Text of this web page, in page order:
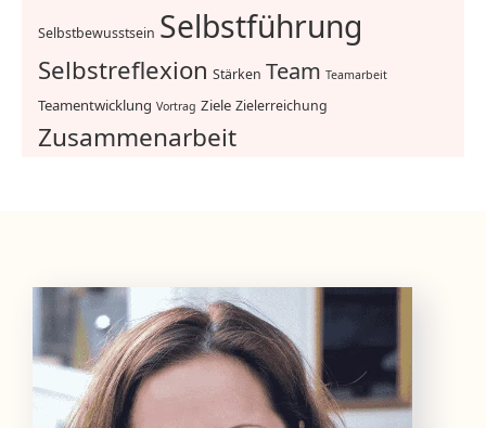
Selbstbewusstsein Selbstführung
Selbstreflexion Stärken Team Teamarbeit
Teamentwicklung Vortrag Ziele Zielerreichung
Zusammenarbeit